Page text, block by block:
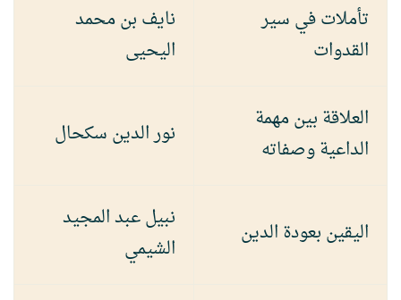
تأملات في سير
القدوات
نايف بن محمد
اليحيى
العلاقة بين مهمة
الداعية وصفاته
نور الدين سكحال
اليقين بعودة الدين
نبيل عبد المجيد
الشيمي